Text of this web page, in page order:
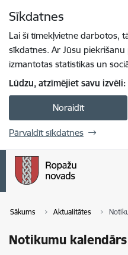
Sīkdatnes
Lai šī tīmekļvietne darbotos,
sīkdatnes. Ar Jūsu
izmantotas statistikas un
Lūdzu, atzīmējiet savu izvēli:
Noraidīt
Pārvaldīt sīkdatnes
Sākums Aktualitātes
Notikumu kalendārs